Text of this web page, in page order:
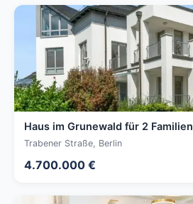
Haus im Grunewald für 2 Familien
Trabener Straße, Berlin
4.700.000 €